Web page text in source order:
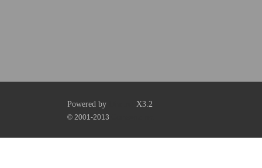
Powered by X3.2
© 2001-2013